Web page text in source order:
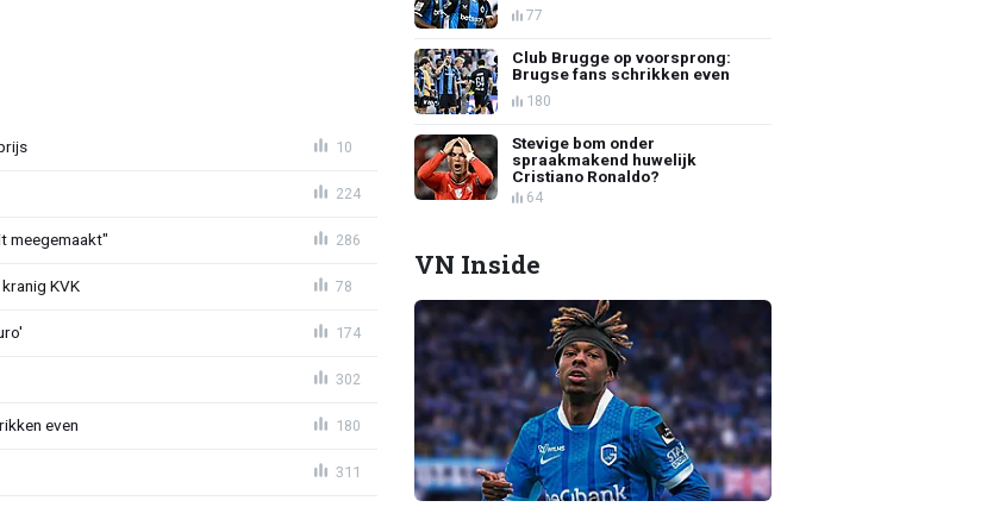
10
224
meegemaakt" 286
KVK 78
174
302
even 180
311
77
Club Brugge op voorsprong:
Brugse fans schrikken even
180
Stevige bom onder
spraakmakend huwelijk
Cristiano Ronaldo?
64
VN Inside